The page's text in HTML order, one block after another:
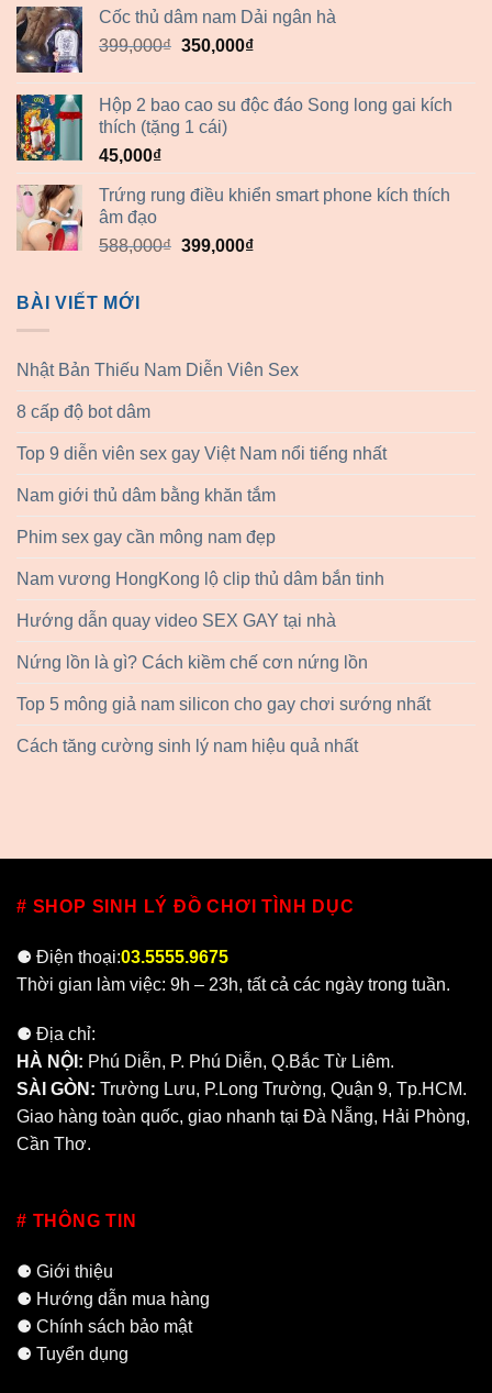
Cốc thủ dâm nam Dải ngân hà
399,000₫ Giá
399,000₫.
350,000₫Giá
là:
Hộp 2 bao cao su độc đáo Song long gai kích
thích (tặng 1 cái)
45,000₫
Trứng rung điều khiển smart phone kích thích
âm đạo
588,000₫ Giá
399,000₫Giá
BÀI VIẾT MỚI
Nhật Bản Thiếu Nam Diễn Viên Sex
8 cấp độ bot dâm
Top 9 diễn viên sex gay Việt Nam nổi tiếng nhất
Nam giới thủ dâm bằng khăn tắm
Phim sex gay cần mông nam đẹp
Nam vương HongKong lộ clip thủ dâm bắn tinh
Hướng dẫn quay video SEX GAY tại nhà
Nứng lồn là gì? Cách kiềm chế cơn nứng lồn
Top 5 mông giả nam silicon cho gay chơi sướng nhất
Cách tăng cường sinh lý nam hiệu quả nhất
# SHOP SINH LÝ ĐỒ CHƠI TÌNH DỤC
⚈ Điện thoại:03.5555.9675
Thời gian làm việc: 9h – 23h, tất cả các ngày trong tuần.
⚈ Địa chỉ:
HÀ NỘI : Phú Diễn, P. Phú Diễn, Q.Bắc Từ Liêm.
SÀI GÒN : Trường Lưu, P.Long Trường, Quận 9, Tp.HCM.
Giao hàng toàn quốc, giao nhanh tại Đà Nẵng, Hải Phòng,
Cần Thơ.
# THÔNG TIN
⚈ Giới thiệu
⚈ Hướng dẫn mua hàng
⚈ Chính sách bảo mật
⚈ Tuyển dụng